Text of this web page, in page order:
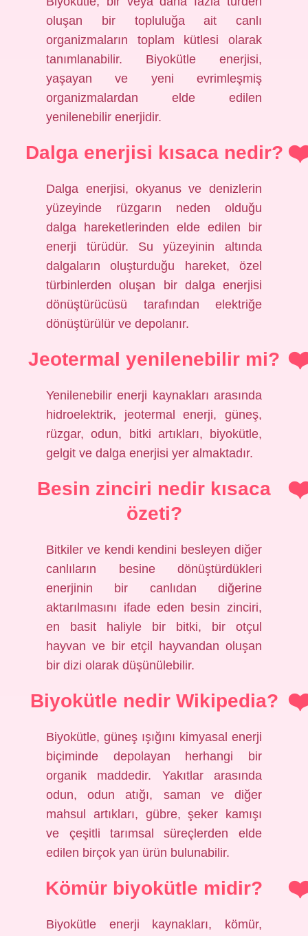
oluşan bir topluluğa ait canlı
organizmaların toplam kütlesi olarak
tanımlanabilir. Biyokütle enerjisi,
yaşayan ve yeni evrimleşmiş
organizmalardan elde edilen
yenilenebilir enerjidir.
Dalga enerjisi kısaca nedir?
Dalga enerjisi, okyanus ve denizlerin
yüzeyinde rüzgarın neden olduğu
dalga hareketlerinden elde edilen bir
enerji türüdür. Su yüzeyinin altında
dalgaların oluşturduğu hareket, özel
türbinlerden oluşan bir dalga enerjisi
dönüştürücüsü tarafından elektriğe
dönüştürülür ve depolanır.
Jeotermal yenilenebilir mi?
Yenilenebilir enerji kaynakları arasında
hidroelektrik, jeotermal enerji, güneş,
rüzgar, odun, bitki artıkları, biyokütle,
gelgit ve dalga enerjisi yer almaktadır.
Besin zinciri nedir kısaca
özeti?
Bitkiler ve kendi kendini besleyen diğer
canlıların besine dönüştürdükleri
enerjinin bir canlıdan diğerine
aktarılmasını ifade eden besin zinciri,
en basit haliyle bir bitki, bir otçul
hayvan ve bir etçil hayvandan oluşan
bir dizi olarak düşünülebilir.
Biyokütle nedir Wikipedia?
Biyokütle, güneş ışığını kimyasal enerji
biçiminde depolayan herhangi bir
organik maddedir. Yakıtlar arasında
odun, odun atığı, saman ve diğer
mahsul artıkları, gübre, şeker kamışı
ve çeşitli tarımsal süreçlerden elde
edilen birçok yan ürün bulunabilir.
Kömür biyokütle midir?
Biyokütle enerji kaynakları, kömür,